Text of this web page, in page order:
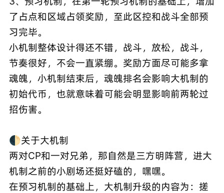
了占点和区域占领奖励，至此区控和战斗全部预
习完毕。
小机制整体设计得还不错，战斗，放松，战斗，
节奏很好，不会一直紧绷。奖励方面尽可能多拿
魂魄，小机制结束后，魂魄排名会影响大机制的
初始代币，也就意味着可能会明显影响前两轮过
招伤害。
🌓关于大机制
两对CP和一对兄弟，那自然是三方明阵营，进大
机制之前的小剧场还挺好磕的，嘿嘿。
在预习机制的基础上，大机制升级的内容为：搓